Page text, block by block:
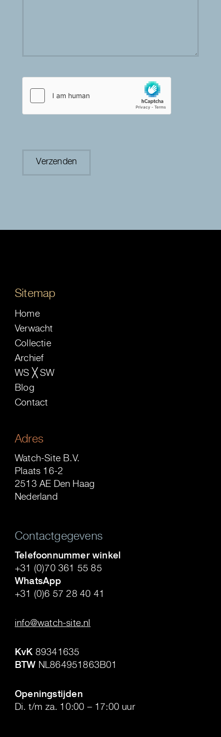
Sitemap
Home
Verwacht
Collectie
Archief
WS ╳ SW
Blog
Contact
Adres
Watch-Site B.V.
Plaats 16-2
2513 AE Den Haag
Nederland
Contactgegevens
Telefoonnummer winkel
+31 (0)70 361 55 85
WhatsApp
+31 (0)6 57 28 40 41
info@watch-site.nl
KvK 89341635
BTW NL864951863B01
Openingstijden
Di. t/m za. 10:00 – 17:00 uur